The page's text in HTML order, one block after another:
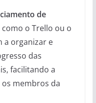
de
como o Trello ou o
a organizar e
das
facilitando a
membros da